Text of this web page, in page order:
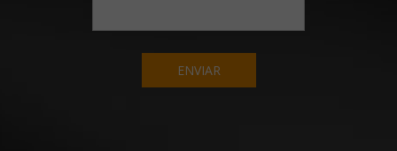
ENVIAR